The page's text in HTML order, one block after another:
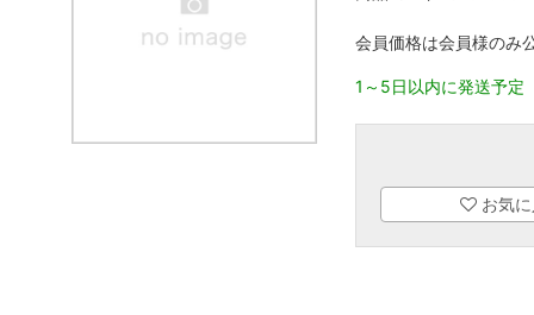
会員価格は会員様のみ
1～5日以内に発送予定
お気